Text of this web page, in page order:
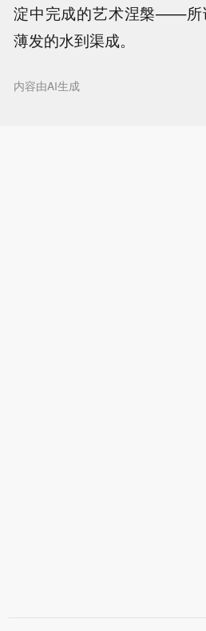
淀中完成的艺术涅槃——所
薄发的水到渠成。
内容由AI生成